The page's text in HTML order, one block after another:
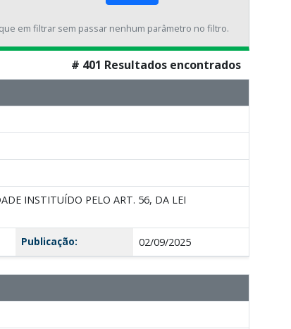
em filtrar sem passar nenhum parâmetro no filtro.
# 401 Resultados encontrados
INSTITUÍDO PELO ART. 56, DA LEI
Publicação: 02/09/2025